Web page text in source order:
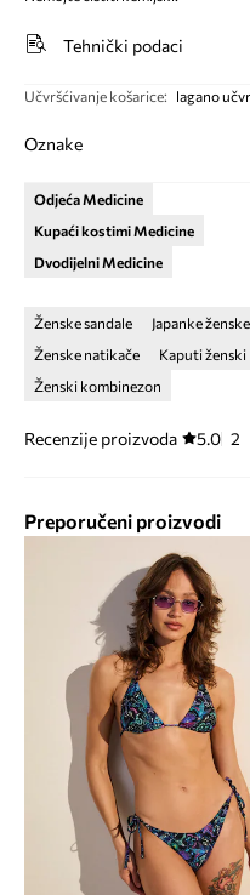
Tehnički podaci
Učvršćivanje košarice: lagano
Oznake
Odjeća Medicine
Kupaći kostimi Medicine
Dvodijelni Medicine
Ženske sandale Japanke ženske
Ženske natikače
Kaputi ženski
Ženski kombinezon
Recenzije proizvoda 5.0 2
Preporučeni proizvodi